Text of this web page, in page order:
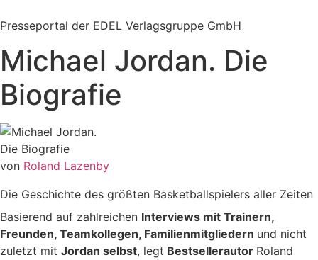
Inhalt
Presseportal der EDEL Verlagsgruppe GmbH
Michael Jordan. Die
Biografie
von Roland Lazenby
Die Geschichte des größten Basketballspielers aller Zeiten
Basierend auf zahlreichen Interviews mit Trainern,
Freunden, Teamkollegen, Familienmitgliedern und nicht
zuletzt mit Jordan selbst, legt Bestsellerautor Roland